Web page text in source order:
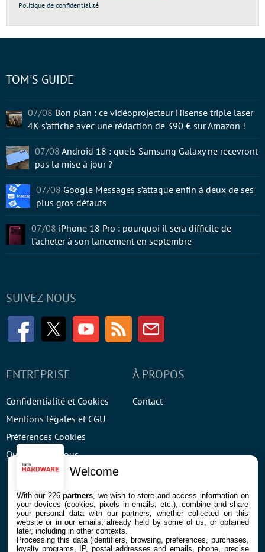
Politique de confidentialité
SUIVEZ-NOUS
FacebookTwitter Youtube RSS Newsletter
ENTREPRISE
Confidentialité et Cookies
Mentions légales et CGU
Préférences Cookies
Qui sommes nous
À PROPOS
Contact
© 2026 Galaxie Media Tous droits réservés
TOM'S GUIDE
07/08 Bon plan : ce vidéoprojecteur Hisense triple laser
4K s’affiche avec une rédaction de 390 € sur Amazon !
07/08 Android 18 : quels Samsung Galaxy ne recevront
pas la mise à jour ?
07/08 Google Messages s’attaque enfin à deux de ses
plus gros défauts
07/08 iPhone 18 Pro : pourquoi il sera difficile de
l’acheter à son lancement en septembre
Welcome
With our 226partners , we wish to store and access information on
your devices (cookies, pixels in emails, etc.), combine and share
your personal data with our partners, whether collected on this
website or in our emails, already held by some of us, or obtained
later, including in other contexts.
Processing this data (identifiers, browsing, preferences, purchases,
loyalty programs, IP, postal addresses and emails, phone, precise